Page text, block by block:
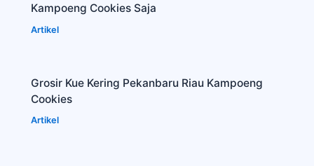
Kampoeng Cookies Saja
Artikel
Grosir Kue Kering Pekanbaru Riau Kampoeng
Cookies
Artikel